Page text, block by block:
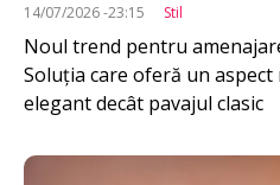
14/07/2026 -23:15 Stil
Noul trend pentru
Soluția care oferă un aspect
elegant decât pavajul clasic
Imagine